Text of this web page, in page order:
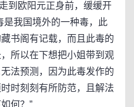
欧阳元正身前，缓缓开
是我国境外的一种毒，此
书阁有记载，而且此毒的
所以在下想把小姐带到观
法预测，因为此毒发作的
时刻刻有所防范，且解法
何？”